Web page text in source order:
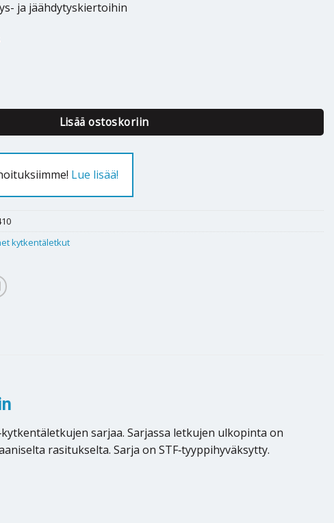
ja jäähdytyskiertoihin
- 400mm määrä
Lisää ostoskoriin
Lue lisää!
kytkentäletkut
sarjaa. Sarjassa letkujen ulkopinta on
rasitukselta. Sarja on STF‑tyyppihyväksytty.